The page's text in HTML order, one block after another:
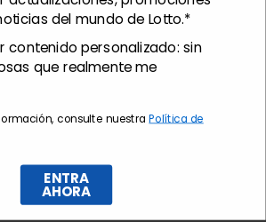
del mundo de Lotto.*
contenido personalizado: sin
que realmente me
consulte nuestraPolítica de
ENTRA
AHORA